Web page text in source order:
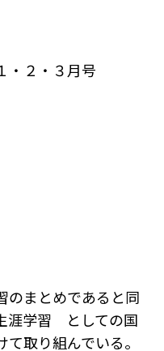
・２・３月号
のまとめであると同
涯学習 としての国
取り組んでいる。